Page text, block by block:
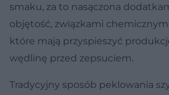
smaku, za to nasączona
objętość, związkami
które mają przyspieszyć
wędlinę przed zepsuciem.
Tradycyjny sposób peklowania